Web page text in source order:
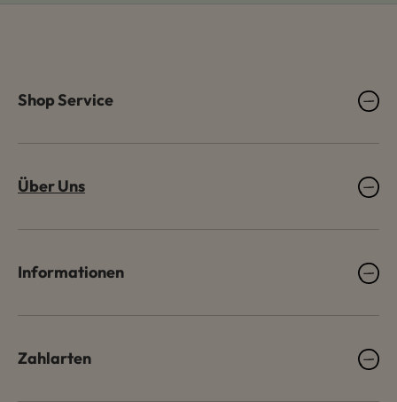
Shop Service
Über Uns
Informationen
Zahlarten